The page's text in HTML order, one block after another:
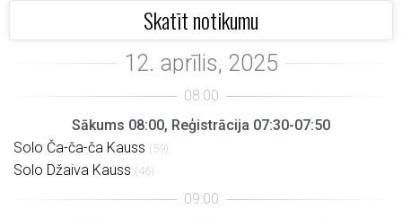
Skatīt notikumu
Sākums 08:00, Reģistrācija 07:30-07:50
Solo Ča-ča-ča Kauss (59)
Solo Džaiva Kauss (46)